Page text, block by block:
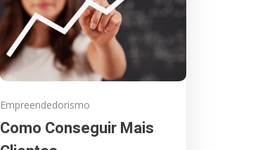
Empreendedorismo
Como Conseguir Mais